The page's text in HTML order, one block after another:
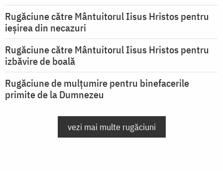
Rugăciune către Mântuitorul Iisus Hristos pentru
ieşirea din necazuri
Rugăciune către Mântuitorul Iisus Hristos pentru
izbăvire de boală
Rugăciune de mulțumire pentru binefacerile
primite de la Dumnezeu
vezi mai multe rugăciuni